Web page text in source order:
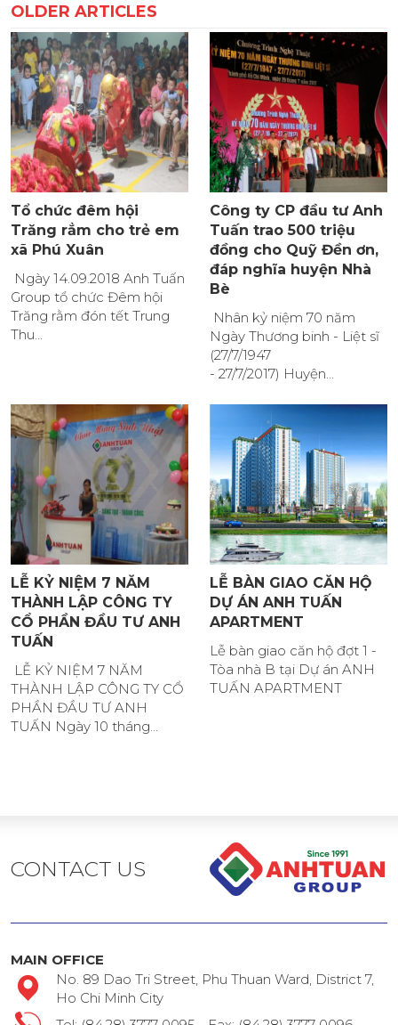
OLDER ARTICLES
Tổ chức đêm hội
Trăng rẳm cho trẻ em
xã Phú Xuân
Ngày 14.09.2018 Anh Tuấn
Group tổ chức Đêm hội
Trăng rằm đón tết Trung
Thu...
Công ty CP đầu tư Anh
Tuấn trao 500 triệu
đồng cho Quỹ Đền ơn,
đáp nghĩa huyện Nhà
Bè
Nhân kỷ niệm 70 năm
Ngày Thương binh - Liệt sĩ
(27/7/1947
- 27/7/2017) Huyện...
LỄ KỶ NIỆM 7 NĂM
THÀNH LẬP CÔNG TY
CỔ PHẦN ĐẦU TƯ ANH
TUẤN
LỄ KỶ NIỆM 7 NĂM
THÀNH LẬP CÔNG TY CỔ
PHẦN ĐẦU TƯ ANH
TUẤN Ngày 10 tháng...
LỄ BÀN GIAO CĂN HỘ
DỰ ÁN ANH TUẤN
APARTMENT
Lễ bàn giao căn hộ đợt 1 -
Tòa nhà B tại Dự án ANH
TUẤN APARTMENT
CONTACT US
MAIN OFFICE
No. 89 Dao Tri Street, Phu Thuan Ward, District 7,
Ho Chi Minh City